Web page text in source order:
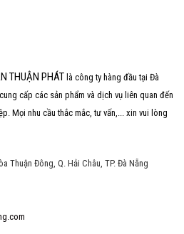
THUẬN PHÁT là công ty hàng đầu tại Đà
cấp các sản phẩm và dịch vụ liên quan đến
Mọi nhu cầu thắc mắc, tư vấn,... xin vui lòng
Thuận Đông, Q. Hải Châu, TP. Đà Nẵng